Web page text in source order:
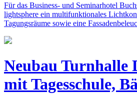
Für das Business- und Seminarhotel
lightsphere ein multifunktionales
Tagungsräume sowie eine
Neubau Turnhalle
mit Tagesschule,